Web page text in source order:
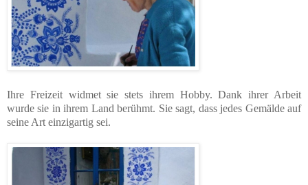
Ihre Freizeit widmet sie stets ihrem Hobby. Dank ihrer Arbeit
wurde sie in ihrem Land berühmt. Sie sagt, dass jedes Gemälde auf
seine Art einzigartig sei.